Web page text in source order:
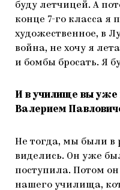
буду летчицей. А
конце 7-го класса я
художественное, в
война, не хочу я
и бомбы бросать. Я
И в училище вы уже
Валерием
Не тогда, мы были в
виделись. Он уже
поступила. Потом он
нашего училища,